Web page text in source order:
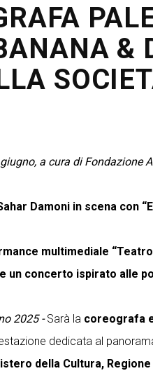
&
a cura di Fondazione
Damoni in scena con
multimediale
un concerto ispirato alle
2025 -Sarà la coreografa
dedicata al
della Cultura,